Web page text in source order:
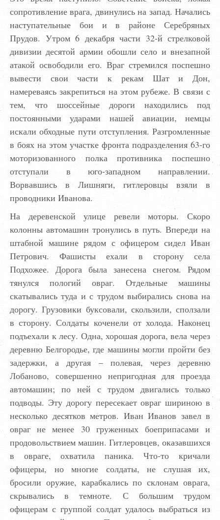
сопротивление врага, двинулись на запад. Начались
наступательные бои и в районе Серебряных
Прудов. Утром 6 декабря части 32-й стрелковой
дивизии десятой армии обошли село и внезапной
атакой освободили его. Враг стремился поспешно
вывести свои части к рекам Шат и Дон,
намереваясь закрепиться на этом рубеже. В связи с
тем, что шоссейные дороги находились под
постоянными ударами нашей авиации, немцы
искали обходные пути отступления. Разгромленные
в боях на этом участке фронта подразделения 63-го
моторизованного полка противника поспешно
отступали в юго-западном направлении.
Ворвавшись в Лишняги, гитлеровцы взяли в
проводники Иванова.
На деревенской улице ревели моторы. Скоро
колонны автомашин тронулись в путь. Впереди на
штабной машине рядом с офицером сидел Иван
Петрович. Фашисты ехали в сторону села
Подхожее. Дорога была занесена снегом. Рядом
тянулся пологий овраг. Отдельные машины
скатывались туда и с трудом выбирались снова на
дорогу. Грузовики буксовали, скользили, сползали
в сторону. Солдаты коченели от холода. Наконец
подъехали к лесу. Одна, хорошая дорога, вела через
деревню Белгородье, где машины могли пройти без
задержки, а другая – полевая, через деревню
Лобаново, совершенно непригодная для проезда
автомашин; по ней с трудом двигались только
подводы. Эту дорогу пересекает овраг шириною в
несколько десятков метров. Иван Иванов завел в
овраг не менее 30 груженных боеприпасами и
продовольствием машин. Гитлеровцев, оказавшихся
в овраге, охватила паника. Что-то кричали
офицеры, но многие солдаты, не слушая их,
бросили оружие, карабкались по склонам оврага,
скрывались в темноте. С большим трудом
офицерам с группой солдат удалось выбраться из